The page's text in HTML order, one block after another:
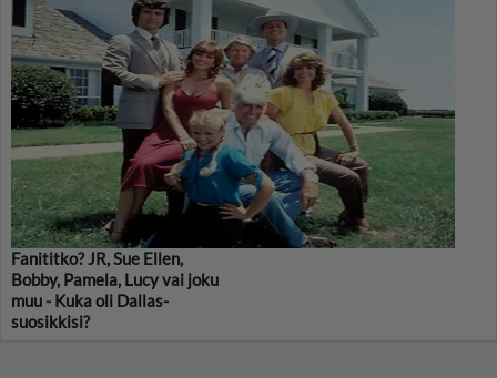
Fanititko? JR, Sue Ellen,
Bobby, Pamela, Lucy vai joku
muu - Kuka oli Dallas-
suosikkisi?